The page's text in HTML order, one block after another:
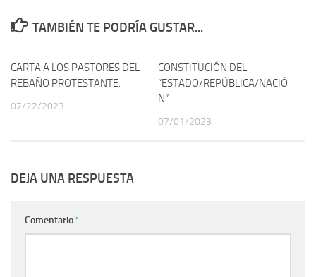
TAMBIÉN TE PODRÍA GUSTAR...
CARTA A LOS PASTORES DEL
REBAÑO PROTESTANTE.
07/22/2023
CONSTITUCIÓN DEL
“ESTADO/REPÚBLICA/NACIÓ
N”
07/01/2023
DEJA UNA RESPUESTA
Comentario*